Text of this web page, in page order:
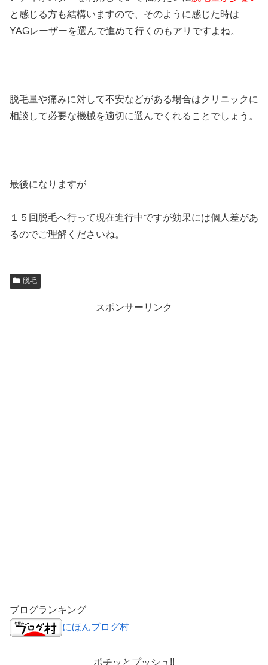
と感じる方も結構いますので、そのように感じた時は
YAGレーザーを選んで進めて行くのもアリですよね。
脱毛量や痛みに対して不安などがある場合はクリニックに
相談して必要な機械を適切に選んでくれることでしょう。
最後になりますが
１５回脱毛へ行って現在進行中ですが効果には個人差があ
るのでご理解くださいね。
脱毛
スポンサーリンク
ブログランキング
にほんブログ村
ポチッとプッシュ!!